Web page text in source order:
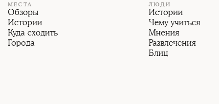
МЕСТА
Обзоры
Истории
Куда сходить
Города
ЛЮДИ
Истории
Чему учиться
Мнения
Развлечения
Блиц